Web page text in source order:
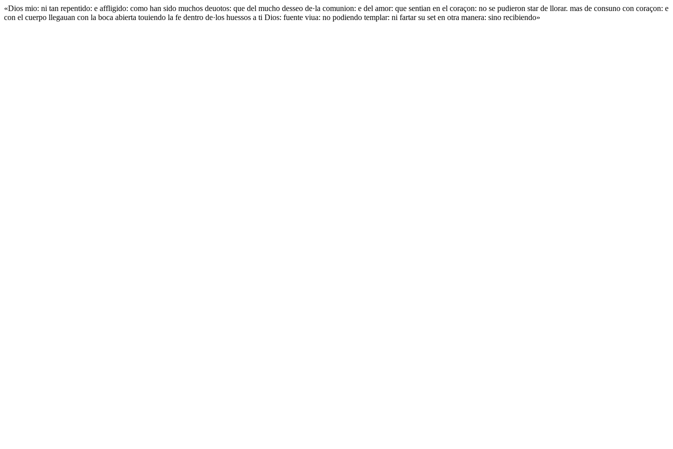
«Dios mio: ni tan repentido: e affligido: como han sido muchos deuotos: que del mucho desseo de·la comunion: e del amor: que sentian en el coraçon: no se pudieron star de llorar. mas de consuno con coraçon: e
con el cuerpo llegauan con la boca abierta touiendo la fe dentro de·los huessos a ti Dios: fuente viua: no podiendo templar: ni fartar su set en otra manera: sino recibiendo»